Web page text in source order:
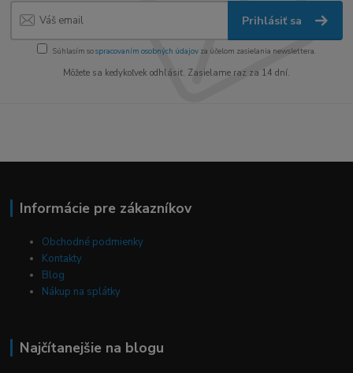
Prihlásiť sa
Súhlasím sospracovaním osobných údajov za účelom zasielania newslettera.
Môžete sa kedykoľvek odhlásiť. Zasielame raz za 14 dní.
Informácie pre zákazníkov
Obchodné podmienky
Kontakty
Blog
Nákup na splátky
Najčítanejšie na blogu